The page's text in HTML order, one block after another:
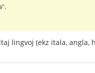
lingvoj (ekz itala, angla,